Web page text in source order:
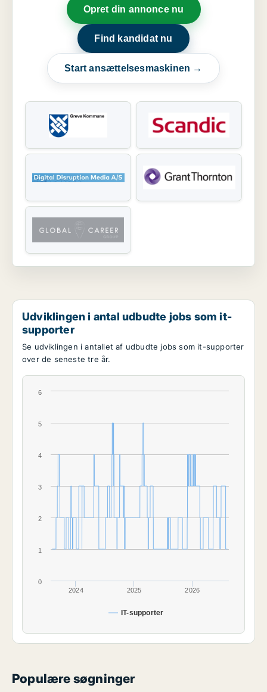
Opret din annonce nu
Find kandidat nu
Start ansættelsesmaskinen →
Udviklingen i antal udbudte jobs som it-
supporter
Se udviklingen i antallet af udbudte jobs som it-supporter
over de seneste tre år.
IT-supporter
2024 2025 2026
0
1
2
3
4
5
6
Populære søgninger